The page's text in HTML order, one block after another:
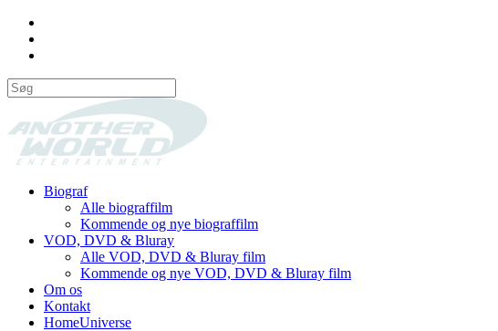
Biograf
Alle biograffilm
Kommende og nye biograffilm
VOD, DVD & Bluray
Alle VOD, DVD & Bluray film
Kommende og nye VOD, DVD & Bluray film
Om os
Kontakt
HomeUniverse